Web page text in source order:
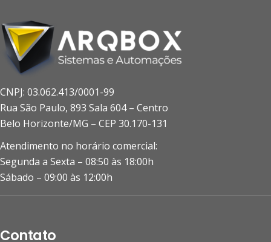
CNPJ: 03.062.413/0001-99
Rua São Paulo, 893 Sala 604 – Centro
Belo Horizonte/MG – CEP 30.170-131
Atendimento no horário comercial:
Segunda a Sexta – 08:50 às 18:00h
Sábado – 09:00 às 12:00h
Contato